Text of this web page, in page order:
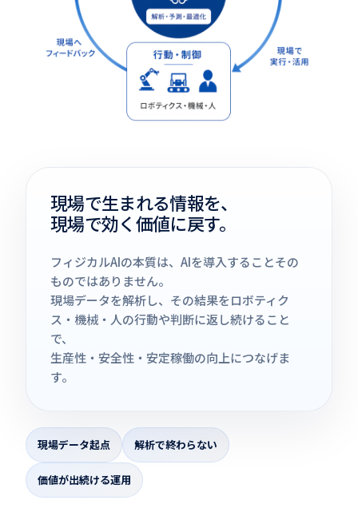
現場で生まれる情報を、
現場で効く価値に戻す。
フィジカルAIの本質は、AIを導入することその
ものではありません。
現場データを解析し、その結果をロボティク
ス・機械・人の行動や判断に返し続けること
で、
生産性・安全性・安定稼働の向上につなげま
す。
現場データ起点 解析で終わらない
価値が出続ける運用